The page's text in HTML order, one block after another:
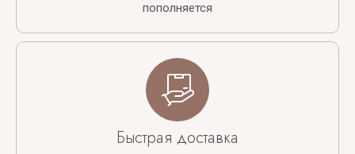
пополняется
Быстрая доставка